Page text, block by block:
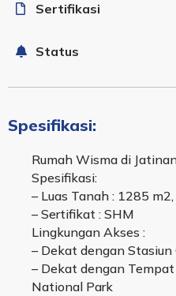
Sertifikasi
Status
Spesifikasi:
Rumah Wisma di
Spesifikasi:
– Luas Tanah : 1285
– Sertifikat : SHM
Lingkungan Akses :
– Dekat dengan Stasiun
– Dekat dengan
National Park